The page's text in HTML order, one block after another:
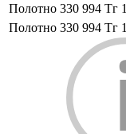
Полотно 330 994 Тг 1
Полотно 330 994 Тг 1